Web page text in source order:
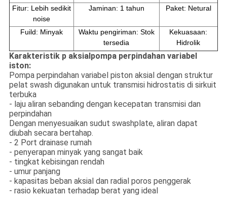
Fitur: Lebih sedikit
noise
Jaminan: 1 tahun Paket: Netural
Fuild: Minyak
Waktu pengiriman: Stok
tersedia
Kekuasaan:
Hidrolik
Karakteristik p aksial pompa perpindahan variabel
iston:
Pompa perpindahan variabel piston aksial dengan struktur
pelat swash digunakan untuk transmisi hidrostatis di sirkuit
terbuka
- laju aliran sebanding dengan kecepatan transmisi dan
perpindahan
Dengan menyesuaikan sudut swashplate, aliran dapat
diubah secara bertahap.
- 2 Port drainase rumah
- penyerapan minyak yang sangat baik
- tingkat kebisingan rendah
- umur panjang
- kapasitas beban aksial dan radial poros penggerak
- rasio kekuatan terhadap berat yang ideal